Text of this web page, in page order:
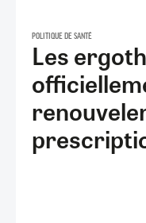
POLITIQUE DE SANTÉ
Les